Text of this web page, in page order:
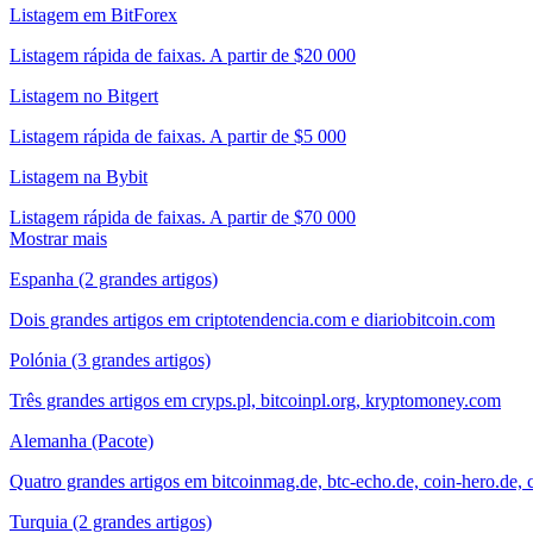
Listagem em BitForex
Listagem rápida de faixas. A partir de $20 000
Listagem no Bitgert
Listagem rápida de faixas. A partir de $5 000
Listagem na Bybit
Listagem rápida de faixas. A partir de $70 000
Mostrar mais
Espanha (2 grandes artigos)
Dois grandes artigos em criptotendencia.com e diariobitcoin.com
Polónia (3 grandes artigos)
Três grandes artigos em cryps.pl, bitcoinpl.org, kryptomoney.com
Alemanha (Pacote)
Quatro grandes artigos em bitcoinmag.de, btc-echo.de, coin-hero.de,
Turquia (2 grandes artigos)